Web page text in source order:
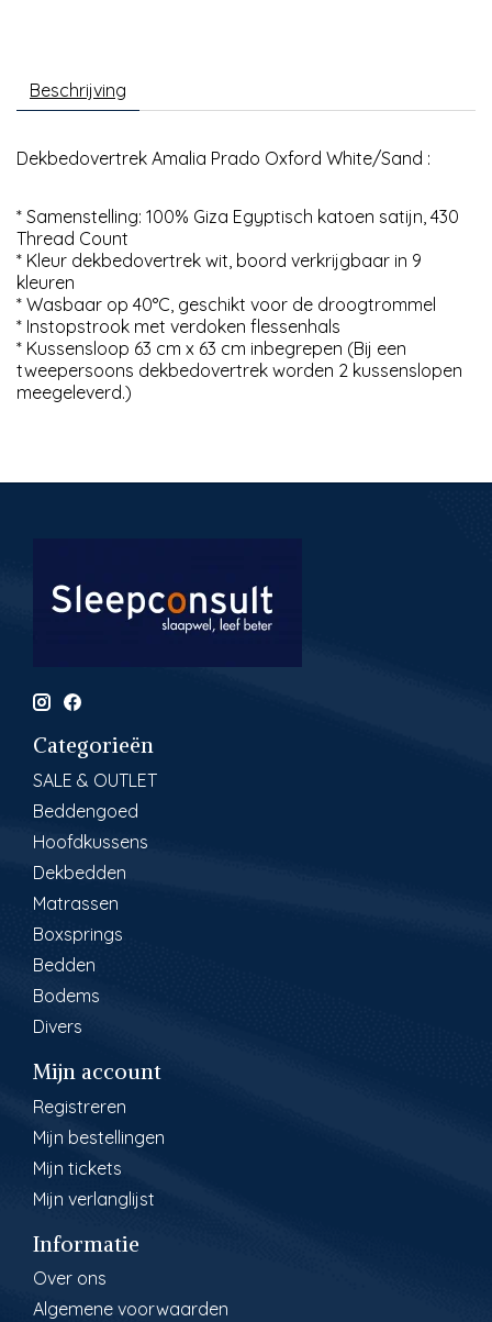
Beschrijving
Dekbedovertrek Amalia Prado Oxford White/Sand :
* Samenstelling: 100% Giza Egyptisch katoen satijn, 430
Thread Count
* Kleur dekbedovertrek wit, boord verkrijgbaar in 9
kleuren
* Wasbaar op 40°C, geschikt voor de droogtrommel
* Instopstrook met verdoken flessenhals
* Kussensloop 63 cm x 63 cm inbegrepen (Bij een
tweepersoons dekbedovertrek worden 2 kussenslopen
meegeleverd.)
Categorieën
SALE & OUTLET
Beddengoed
Hoofdkussens
Dekbedden
Matrassen
Boxsprings
Bedden
Bodems
Divers
Mijn account
Registreren
Mijn bestellingen
Mijn tickets
Mijn verlanglijst
Informatie
Over ons
Algemene voorwaarden